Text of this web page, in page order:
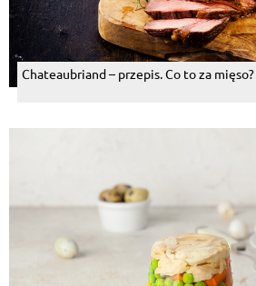
Chateaubriand – przepis. Co to za mięso?